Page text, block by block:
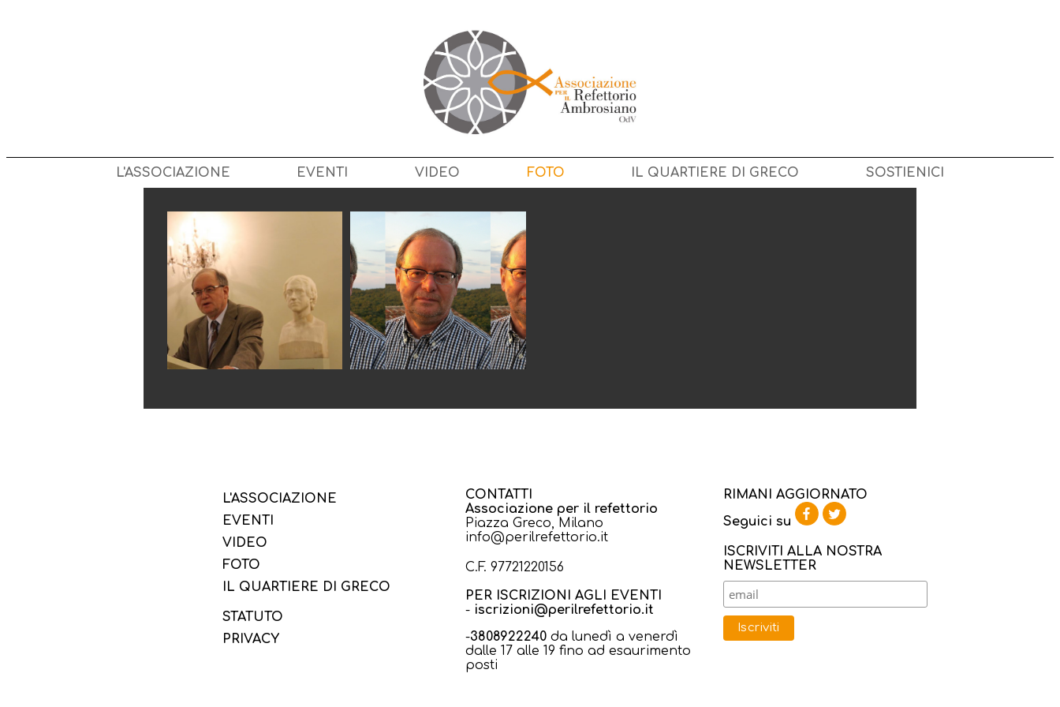
L'ASSOCIAZIONE EVENTI VIDEO FOTO IL QUARTIERE DI GRECO SOSTIENICI
L'ASSOCIAZIONE
EVENTI
VIDEO
FOTO
IL QUARTIERE DI GRECO
STATUTO
PRIVACY
CONTATTI
Associazione per il refettorio
Piazza Greco, Milano
info@perilrefettorio.it
C.F. 97721220156
PER ISCRIZIONI AGLI EVENTI
- iscrizioni@perilrefettorio.it
-3808922240 da lunedì a venerdì
dalle 17 alle 19 fino ad esaurimento
posti
RIMANI AGGIORNATO
Seguici su
ISCRIVITI ALLA NOSTRA
NEWSLETTER